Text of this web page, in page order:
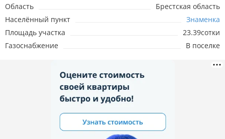
Область
Брестская область
Населённый пункт
Знаменка
Площадь участка
23.39сотки
Газоснабжение
В поселке